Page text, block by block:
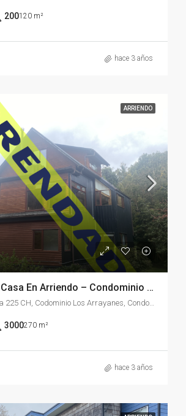
200120 m²
hace 3 años
ARRIENDO
Espectacular Casa En Arriendo – Condominio Doña Inés – Puerto Varas
Puente Minte, Ruta 225 CH, Codominio Los Arrayanes, Condominio Edelweiss, Puerto Varas, Provincia de Llanquihue, Región de Los Lagos, Chile
3000270 m²
hace 3 años